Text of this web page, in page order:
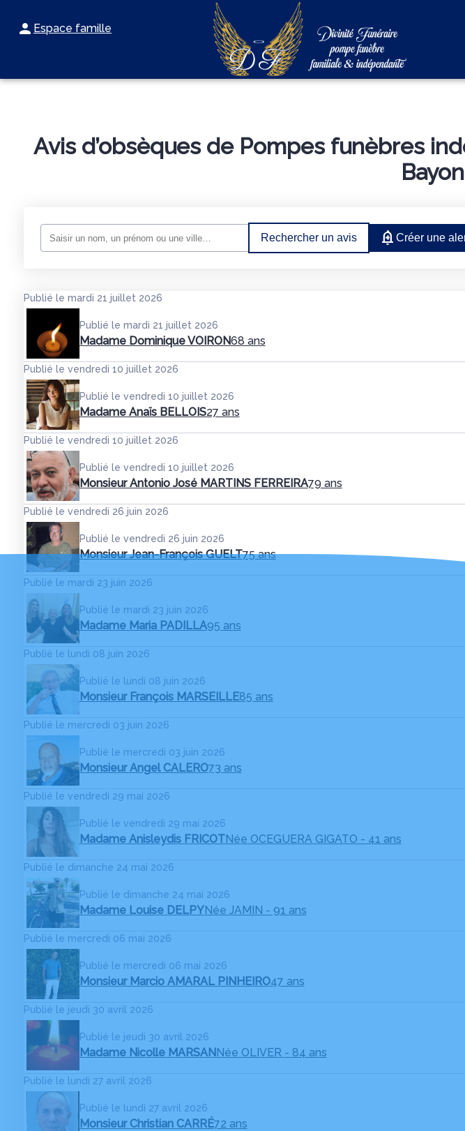
Espace famille
AGENCES ET CHAMBRE FUNÉRAIRES ESPACE
Avis d’obsèques de Pompes funèbres
Rechercher un avis Créer une
Publié le mardi 21 juillet 2026
Publié le mardi 21 juillet 2026
Madame Dominique VOIRON68 ans
Publié le vendredi 10 juillet 2026
Publié le vendredi 10 juillet 2026
Madame Anaïs BELLOIS27 ans
Publié le vendredi 10 juillet 2026
Publié le vendredi 10 juillet 2026
Monsieur Antonio José MARTINS FERREIRA79 ans
Publié le vendredi 26 juin 2026
Publié le vendredi 26 juin 2026
Monsieur Jean-François GUELT75 ans
Publié le mardi 23 juin 2026
Publié le mardi 23 juin 2026
Madame Maria PADILLA95 ans
Publié le lundi 08 juin 2026
Publié le lundi 08 juin 2026
Monsieur François MARSEILLE85 ans
Publié le mercredi 03 juin 2026
Publié le mercredi 03 juin 2026
Monsieur Angel CALERO73 ans
Publié le vendredi 29 mai 2026
Publié le vendredi 29 mai 2026
Madame Anisleydis FRICOTNée OCEGUERA GIGATO - 41 ans
Publié le dimanche 24 mai 2026
Publié le dimanche 24 mai 2026
Madame Louise DELPYNée JAMIN - 91 ans
Publié le mercredi 06 mai 2026
Publié le mercredi 06 mai 2026
Monsieur Marcio AMARAL PINHEIRO47 ans
Publié le jeudi 30 avril 2026
Publié le jeudi 30 avril 2026
Madame Nicolle MARSAN Née OLIVER - 84 ans
Publié le lundi 27 avril 2026
Publié le lundi 27 avril 2026
Monsieur Christian CARRÉ72 ans